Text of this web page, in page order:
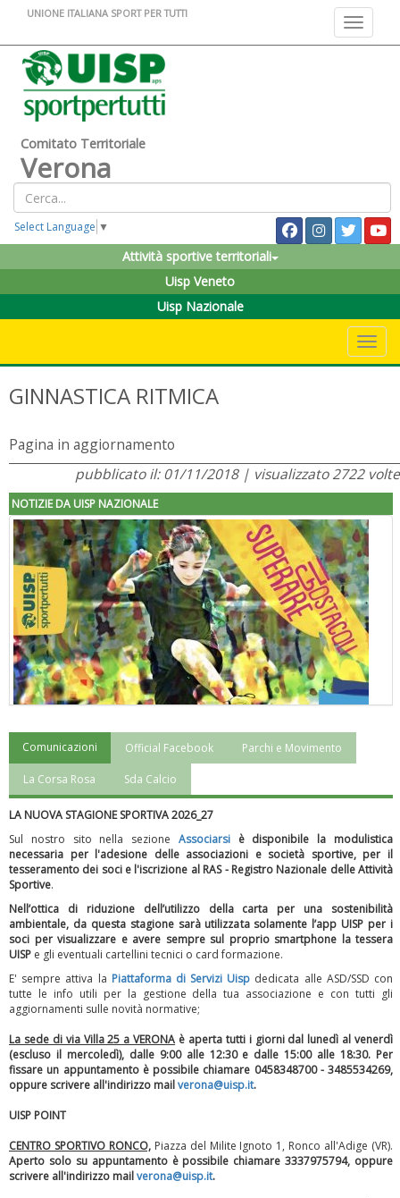
Toggle
UNIONE ITALIANA SPORT PER TUTTI
Comitato Territoriale
Verona
Select Language ▼
Attività sportive territoriali
Uisp Veneto
Uisp Nazionale
GINNASTICA RITMICA
Pagina in aggiornamento
pubblicato il: 01/11/2018 | visualizzato 2722 volte
NOTIZIE DA UISP NAZIONALE
"Superare gli ostacoli": la relazione di Tiziano Pesce al CN Uisp
Luglio 2026: "Pensando con i piedi, si possono fare le
rivoluzioni"
Comunicazioni Official Facebook Parchi e Movimento
La Corsa Rosa Sda Calcio
LA NUOVA STAGIONE SPORTIVA 2026_27
Sul nostro sito nella sezione Associarsiè disponibile la modulistica
necessaria per l'adesione delle associazioni e società sportive, per il
tesseramento dei soci e l'iscrizione al RAS - Registro Nazionale delle Attività
Sportive.
Nell’ottica di riduzione dell’utilizzo della carta per una sostenibilità
ambientale, da questa stagione sarà utilizzata solamente l’app UISP per i
soci per visualizzare e avere sempre sul proprio smartphone la tessera
UISP e gli eventuali cartellini tecnici o card formazione.
E' sempre attiva la Piattaformadi Servizi Uisp dedicata alle ASD/SSD con
tutte le info utili per la gestione della tua associazione e con tutti gli
aggiornamenti sulle novità normative;
La sede di via Villa 25 a VERONA è aperta tutti i giorni dal lunedì al venerdì
(escluso il mercoledì), dalle 9:00 alle 12:30 e dalle 15:00 alle 18:30. Per
fissare un appuntamento è possibile chiamare 0458348700 - 3485534269,
oppure scrivere all'indirizzo mailverona@uisp.it.
UISP POINT
CENTRO SPORTIVO RONCO,Piazza del Milite Ignoto 1, Ronco all'Adige (VR).
Aperto solo su appuntamento è possibile chiamare 3337975794, oppure
scrivere all'indirizzo mailverona@uisp.it.